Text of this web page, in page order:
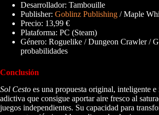
Desarrollador: Tambouille
Publisher: Goblinz Publishing / Maple
Precio: 13,99 €
Plataforma: PC (Steam)
Género: Roguelike / Dungeon Crawler /
probabilidades
Conclusión
Sol Cesto es una propuesta original, inteligente
adictiva que consigue aportar aire fresco al
juegos independientes. Su capacidad para